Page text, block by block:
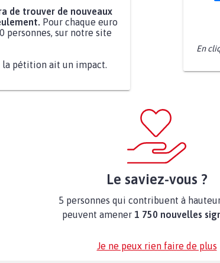
de trouver de nouveaux
Pour chaque euro
personnes, sur notre site
pétition ait un impact.
En
Le saviez-vous ?
5 personnes qui contribuent à
peuvent amener 1 750 nouvelles
Je ne peux rien faire de plus